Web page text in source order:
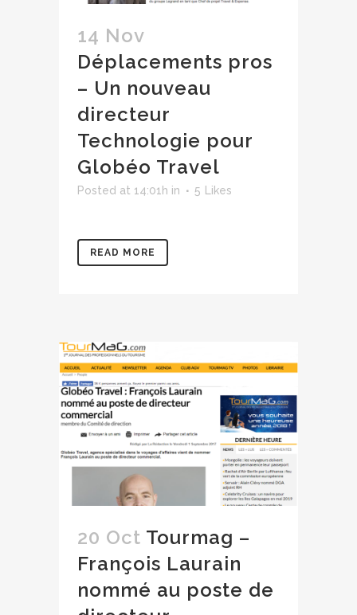
14 Nov
Déplacements pros
– Un nouveau
directeur
Technologie pour
Globéo Travel
Posted at 14:01h in 5 Likes
READ MORE
20 Oct Tourmag –
François Laurain
nommé au poste de